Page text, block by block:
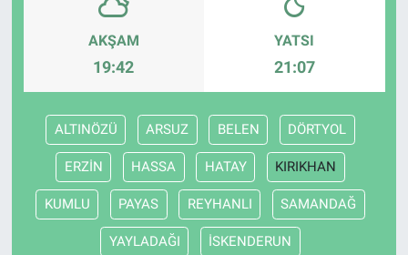
AKŞAM
19:42
YATSI
21:07
ALTINÖZÜ ARSUZ BELEN DÖRTYOL
ERZİN HASSA HATAY KIRIKHAN
KUMLU PAYAS REYHANLI SAMANDAĞ
YAYLADAĞI İSKENDERUN